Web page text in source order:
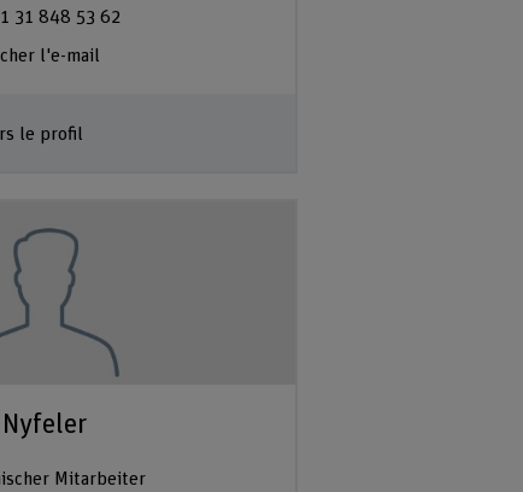
31 848 53 62
l'e-mail
le profil
Mitarbeiter